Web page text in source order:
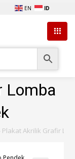
EN ID
Lomba
Plakat Akrilik Grafir